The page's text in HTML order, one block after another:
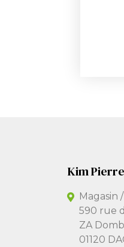
Kim
Magasin
590 rue
ZA
01120